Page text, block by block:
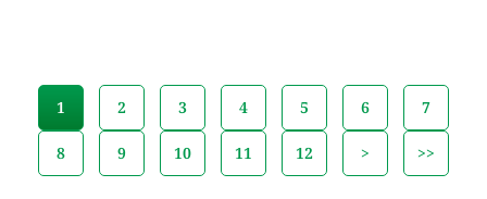
1 2 3 4 5 6 7
8 9 10 11 12 > >>